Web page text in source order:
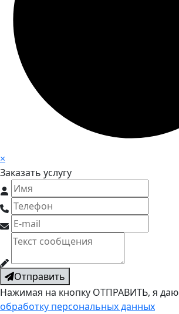
×
Заказать услугу
Отправить
Нажимая на кнопку ОТПРАВИТЬ, я даю
обработку персональных данных